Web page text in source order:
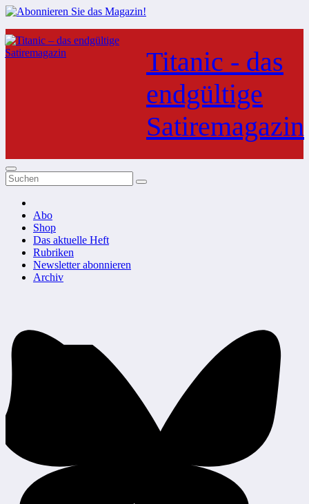
Zum
Inhalt
springen
Titanic - das
endgültige
Satiremagazin
Abo
Shop
Das aktuelle Heft
Rubriken
Newsletter abonnieren
Archiv